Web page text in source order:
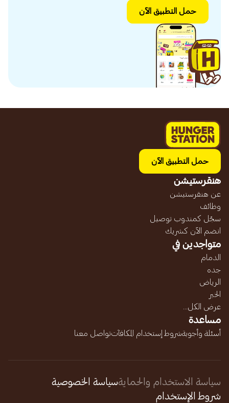
حمل التطبيق الآن
حمل التطبيق الآن
هنقرستيشن
عن هنقرستيشن
وظائف
سجّل كمندوب توصيل
انضم الآن كشريك
متواجدين في
الدمام
جده
الرياض
الخبر
عرض الكل...
مساعدة
أسئلة وأجوبةشروط إستخدام المكافآتتواصل معنا
سياسة الاستخدام والحمايةسياسة الخصوصية
شروط الإستخدام